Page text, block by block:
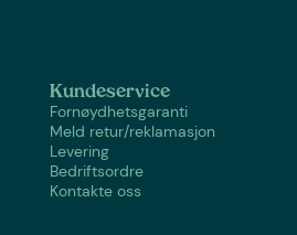
Kundeservice
Fornøydhetsgaranti
Meld retur/reklamasjon
Levering
Bedriftsordre
Kontakte oss